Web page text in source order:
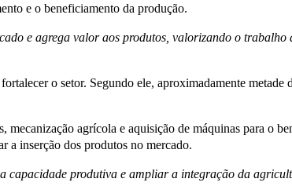
e o beneficiamento da produção.
e agrega valor aos produtos, valorizando o trabalho
o setor. Segundo ele, aproximadamente metade
agrícola e aquisição de máquinas para o
a inserção dos produtos no mercado.
capacidade produtiva e ampliar a integração da